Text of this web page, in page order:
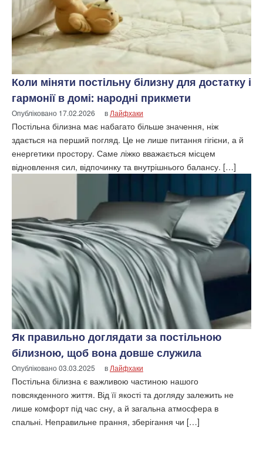
Коли міняти постільну білизну для достатку і
гармонії в домі: народні прикмети
Опубліковано 17.02.2026 в Лайфхаки
Постільна білизна має набагато більше значення, ніж
здається на перший погляд. Це не лише питання гігієни, а й
енергетики простору. Саме ліжко вважається місцем
відновлення сил, відпочинку та внутрішнього балансу. […]
Як правильно доглядати за постільною
білизною, щоб вона довше служила
Опубліковано03.03.2025 в Лайфхаки
Постільна білизна є важливою частиною нашого
повсякденного життя. Від її якості та догляду залежить не
лише комфорт під час сну, а й загальна атмосфера в
спальні. Неправильне прання, зберігання чи […]